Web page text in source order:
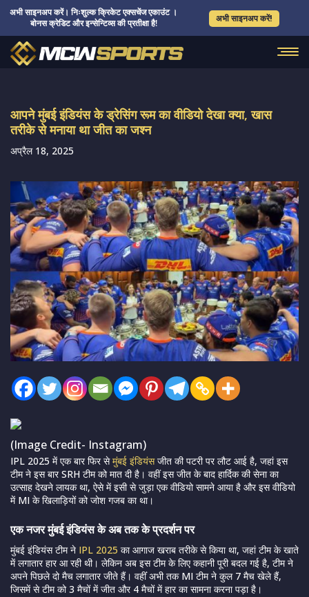
अभी साइनअप करें। निःशुल्क क्रिकेट एक्सचेंज एकाउंट ।
बोनस क्रेडिट और इन्सेन्टिव्स की प्रतीक्षा है!
अभी साइनअप करें!
आपने मुंबई इंडियंस के ड्रेसिंग रूम का वीडियो देखा क्या, खास
तरीके से मनाया था जीत का जश्न
अप्रैल 18, 2025
(Image Credit- Instagram)
IPL 2025 में एक बार फिर सेमुंबई इंडियंसजीत की पटरी पर लौट आई है, जहां इस
टीम ने इस बार SRH टीम को मात दी है। वहीं इस जीत के बाद हार्दिक की सेना का
उत्साह देखने लायक था, ऐसे में इसी से जुड़ा एक वीडियो सामने आया है और इस वीडियो
में MI के खिलाड़ियों को जोश गजब का था।
एक नजर मुंबई इंडियंस के अब तक के प्रदर्शन पर
मुंबई इंडियंस टीम ने IPL 2025 का आगाज खराब तरीके से किया था, जहां टीम के खाते
में लगातार हार आ रही थी। लेकिन अब इस टीम के लिए कहानी पूरी बदल गई है, टीम ने
अपने पिछले दो मैच लगातार जीते हैं। वहींं अभी तक MI टीम ने कुल 7 मैच खेले हैं,
जिसमें से टीम को 3 मैचों में जीत और 4 मैचों में हार का सामना करना पड़ा है।